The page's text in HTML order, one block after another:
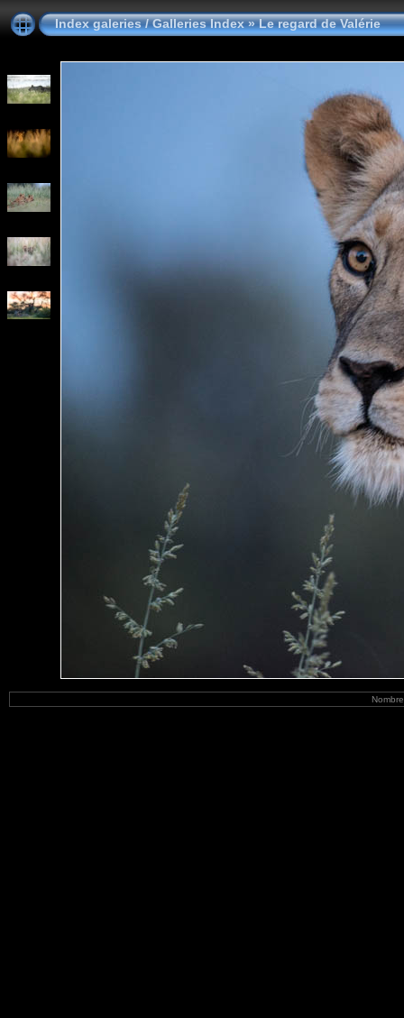
Index galeries / Galleries Index»Le regard de Valérie